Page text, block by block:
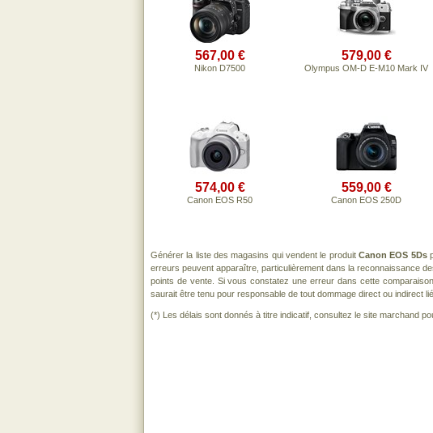
567,00 €
Nikon D7500
579,00 €
Olympus OM-D E-M10 Mark IV
574,00 €
Canon EOS R50
559,00 €
Canon EOS 250D
Générer la liste des magasins qui vendent le produitCanon EOS 5Ds
erreurs peuvent apparaître, particulièrement dans la reconnaissance
points de vente. Si vous constatez une erreur dans cette
saurait être tenu pour responsable de tout dommage direct ou indirect
(*) Les délais sont donnés à titre indicatif, consultez le site marchand